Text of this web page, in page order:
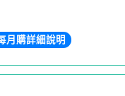
月購詳細說明